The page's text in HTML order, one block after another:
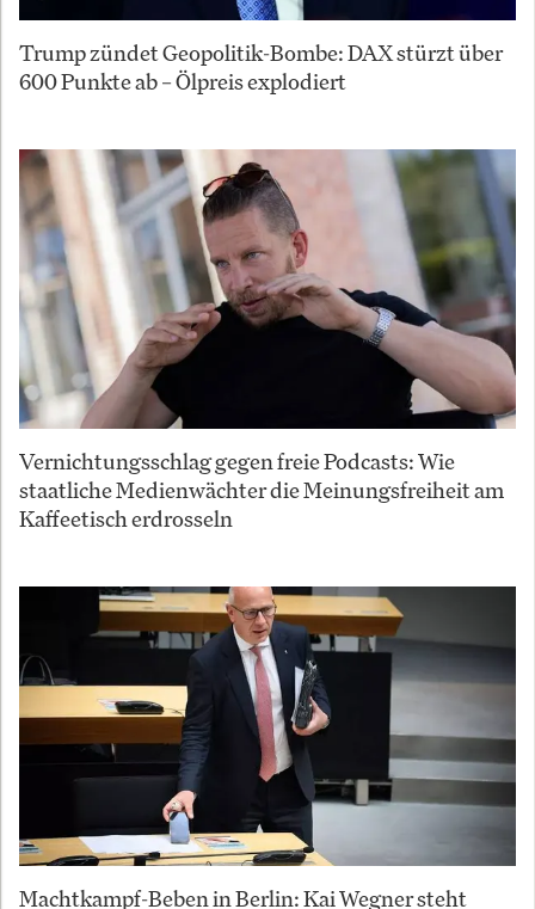
Trump zündet Geopolitik-Bombe: DAX stürzt über
600 Punkte ab – Ölpreis explodiert
Vernichtungsschlag gegen freie Podcasts: Wie
staatliche Medienwächter die Meinungsfreiheit am
Kaffeetisch erdrosseln
Machtkampf-Beben in Berlin: Kai Wegner steht